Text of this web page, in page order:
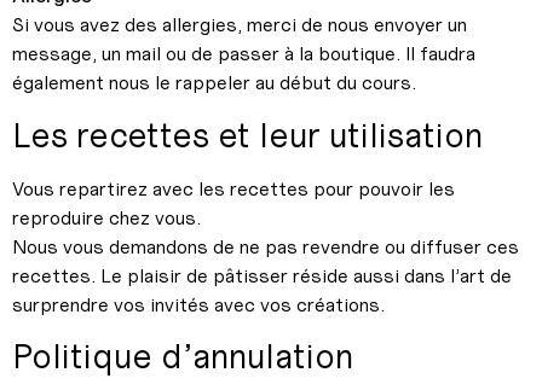
Si vous avez des allergies, merci de nous envoyer un
message, un mail ou de passer à la boutique. Il faudra
également nous le rappeler au début du cours.
Les recettes et leur utilisation
Vous repartirez avec les recettes pour pouvoir les
reproduire chez vous.
Nous vous demandons de ne pas revendre ou diffuser ces
recettes. Le plaisir de pâtisser réside aussi dans l’art de
surprendre vos invités avec vos créations.
Politique d’annulation